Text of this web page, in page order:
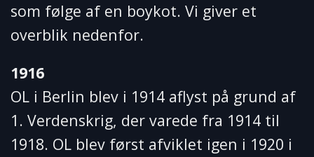
som følge af en boykot. Vi giver et
overblik nedenfor.
1916
OL i Berlin blev i 1914 aflyst på grund af
1. Verdenskrig, der varede fra 1914 til
1918. OL blev først afviklet igen i 1920 i